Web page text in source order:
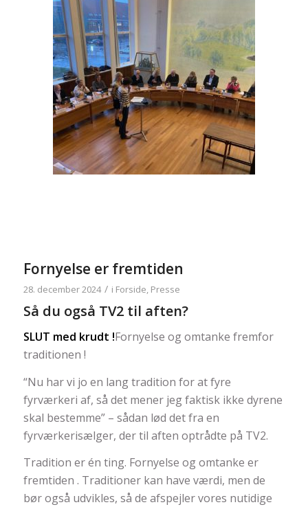
Fornyelse er fremtiden
28. december 2024 / i Forside Presse
Så du også TV2 til aften?
SLUT med krudt !Fornyelse og omtanke fremfor
traditionen !
“Nu har vi jo en lang tradition for at fyre
fyrværkeri af, så det mener jeg faktisk ikke dyrene
skal bestemme” – sådan lød det fra en
fyrværkerisælger, der til aften optrådte på TV2.
Tradition er én ting. Fornyelse og omtanke er
fremtiden . Traditioner kan have værdi, men de
bør også udvikles, så de afspejler vores nutidige